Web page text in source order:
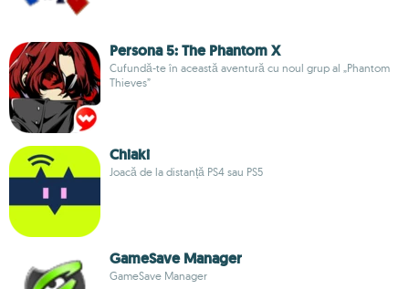
Persona 5: The Phantom X
Cufundă-te în această aventură cu noul grup al „Phantom
Thieves”
Chiaki
Joacă de la distanță PS4 sau PS5
GameSave Manager
GameSave Manager